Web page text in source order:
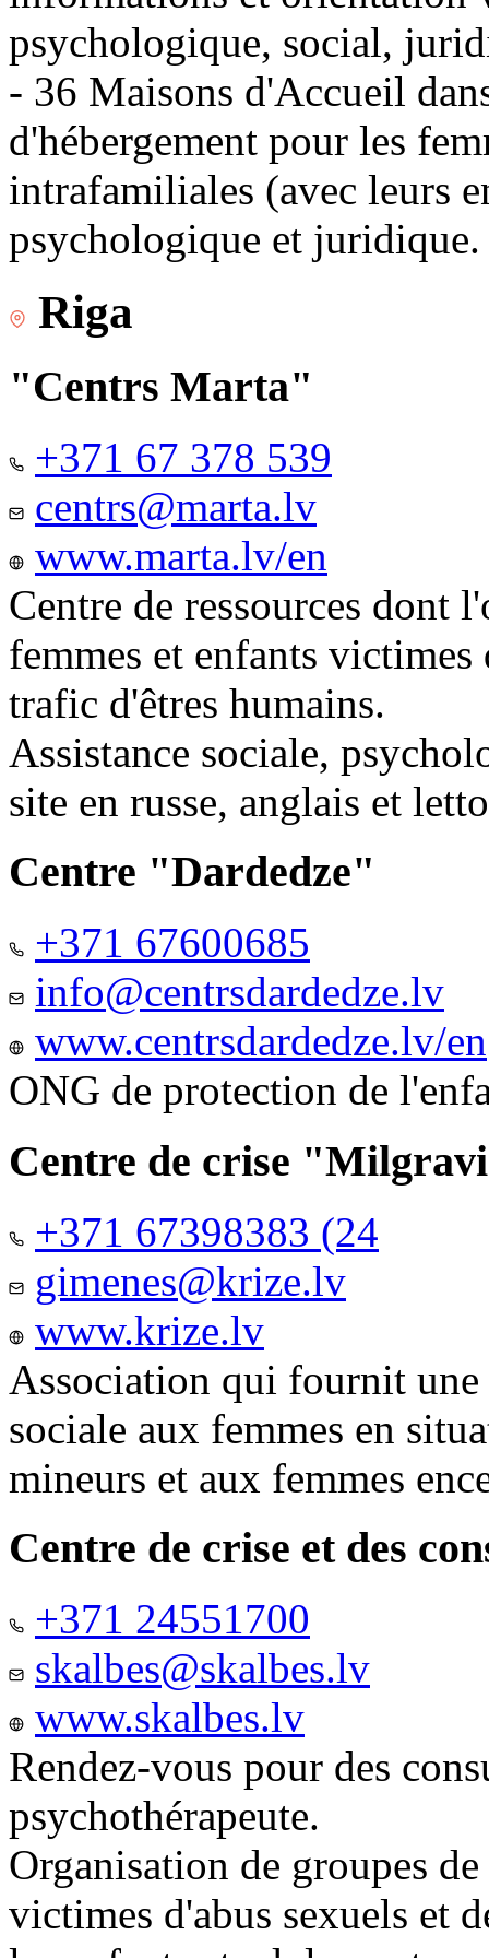
psychologique, social,
- 36 Maisons d'Accueil
d'hébergement pour les
intrafamiliales (avec leurs
psychologique et juridique.
Riga
"Centrs Marta"
+371 67 378 539
centrs@marta.lv
www.marta.lv/en
Centre de ressources dont
femmes et enfants
trafic d'êtres humains.
Assistance sociale,
site en russe, anglais et
Centre "Dardedze"
+371 67600685
info@centrsdardedze.lv
www.centrsdardedze.lv/en
ONG de protection de
Centre de crise
+371 67398383 (24
gimenes@krize.lv
www.krize.lv
Association qui fournit une
sociale aux femmes en
mineurs et aux femmes
Centre de crise et des
+371 24551700
skalbes@skalbes.lv
www.skalbes.lv
Rendez-vous pour des
psychothérapeute.
Organisation de groupes
victimes d'abus sexuels et